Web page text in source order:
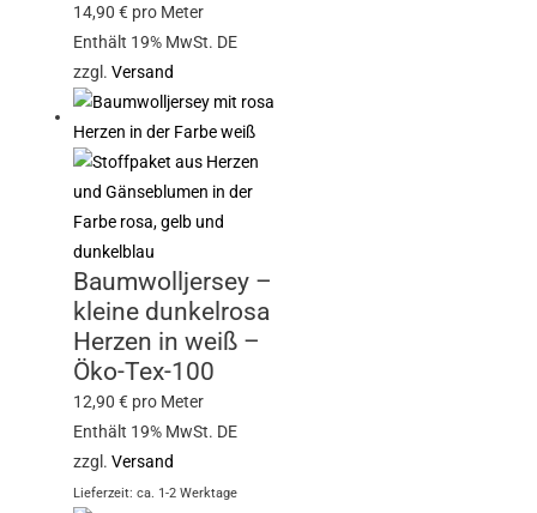
14,90€ pro Meter
Enthält 19% MwSt. DE
zzgl.Versand
Baumwolljersey –
kleine dunkelrosa
Herzen in weiß –
Öko-Tex-100
12,90€ pro Meter
Enthält 19% MwSt. DE
zzgl.Versand
Lieferzeit: ca. 1-2 Werktage